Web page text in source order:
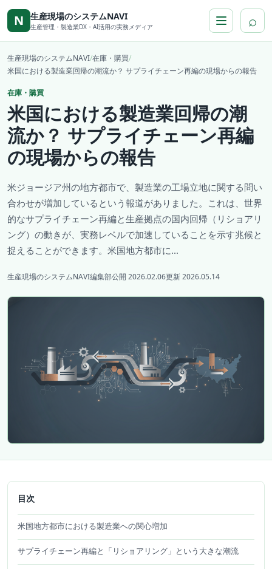
本文へ移動
N 生産現場のシステムNAVI
生産管理・製造業DX・AI活用の実務メディア ⌕
生産現場のシステムNAVI/在庫・購買/
米国における製造業回帰の潮流か？ サプライチェーン再編の現場からの報告
在庫・購買
米国における製造業回帰の潮
流か？ サプライチェーン再編
の現場からの報告
米ジョージア州の地方都市で、製造業の工場立地に関する問い
合わせが増加しているという報道がありました。これは、世界
的なサプライチェーン再編と生産拠点の国内回帰（リショアリ
ング）の動きが、実務レベルで加速していることを示す兆候と
捉えることができます。米国地方都市に...
生産現場のシステムNAVI編集部公開 2026.02.06更新 2026.05.14
目次
米国地方都市における製造業への関心増加
サプライチェーン再編と「リショアリング」という大きな潮流